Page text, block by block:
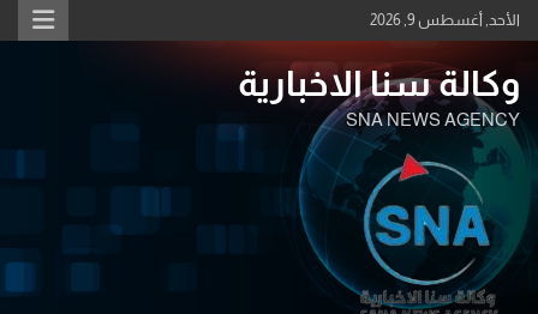
Skip
to
الأحد, أغسطس 9, 2026
وكالة سنا الاخبارية
SNA NEWS AGENCY